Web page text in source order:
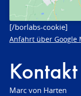
[/borlabs-cookie]
Anfahrt über Google
Kontakt
Marc von Harten